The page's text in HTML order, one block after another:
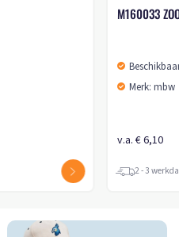
M131224
Merk: mbw
v.a. € 4,65
2 - 3